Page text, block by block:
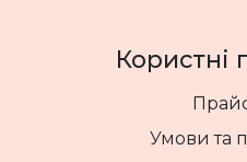
Користні
Умови та